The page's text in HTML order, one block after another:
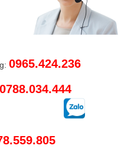
0965.424.236
0788.034.444